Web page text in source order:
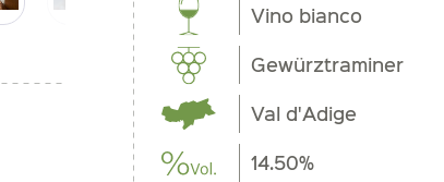
Vino bianco
Gewürztraminer
Val d'Adige
14.50%